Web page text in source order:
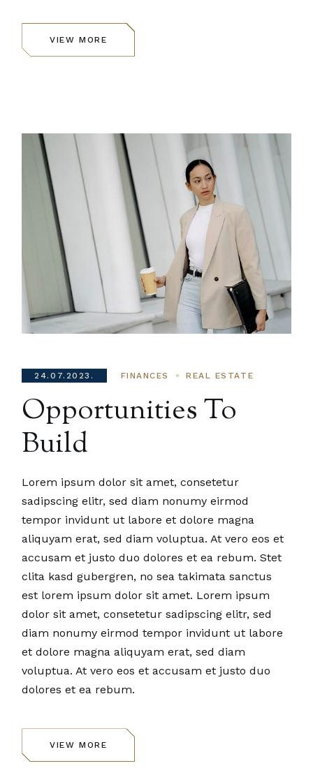
VIEW MORE
24.07.2023. FINANCES REAL ESTATE
Opportunities To
Build
Lorem ipsum dolor sit amet, consetetur
sadipscing elitr, sed diam nonumy eirmod
tempor invidunt ut labore et dolore magna
aliquyam erat, sed diam voluptua. At vero eos et
accusam et justo duo dolores et ea rebum. Stet
clita kasd gubergren, no sea takimata sanctus
est lorem ipsum dolor sit amet. Lorem ipsum
dolor sit amet, consetetur sadipscing elitr, sed
diam nonumy eirmod tempor invidunt ut labore
et dolore magna aliquyam erat, sed diam
voluptua. At vero eos et accusam et justo duo
dolores et ea rebum.
VIEW MORE